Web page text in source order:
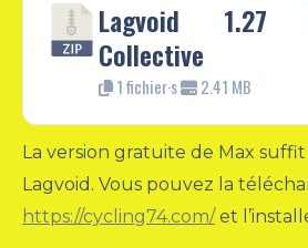
Lagvoid 1.27
Collective
1 fichier·s 2.41 MB
La version gratuite de Max
Lagvoid. Vous pouvez la
https://cycling74.com/et